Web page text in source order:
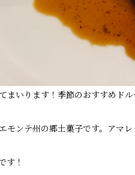
まいります！季節のおすすめド
モンテ州の郷土菓子です。アマ
す！